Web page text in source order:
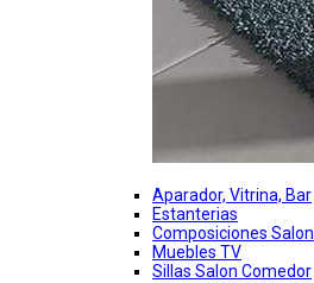
Aparador, Vitrina, Bar
Estanterias
Composiciones Salon
Muebles TV
Sillas Salon Comedor